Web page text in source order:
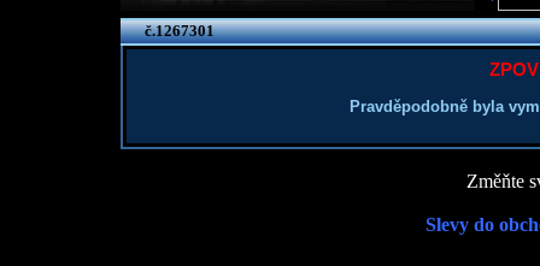
č.1267301
Pravděpodobně byla
Změňte
Slevy do